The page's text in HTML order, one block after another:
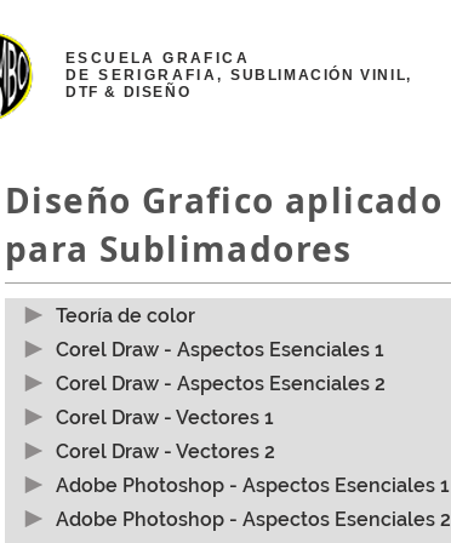
ESCUELA GRAFICA
DESERIGRAFIA,SUBLIMACIÓN VINIL,
DTF & DISEÑO
Diseño Grafico aplicado
para Sublimadores
Teoría de color
Corel Draw - Aspectos Esenciales 1
Corel Draw - Aspectos Esenciales 2
Teoría de color
Corel Draw - Vectores 1
Corel Draw - Vectores 2
Adobe Photoshop - Aspectos Esenciales 1
Adobe Photoshop - Aspectos Esenciales 2